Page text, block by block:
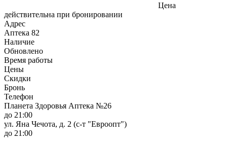
Цена
действительна при бронировании
Адрес
Аптека 82
Наличие
Обновлено
Время работы
Цены
Скидки
Бронь
Телефон
Планета Здоровья Аптека №26
до 21:00
ул. Яна Чечота, д. 2 (с-т "Евроопт")
до 21:00